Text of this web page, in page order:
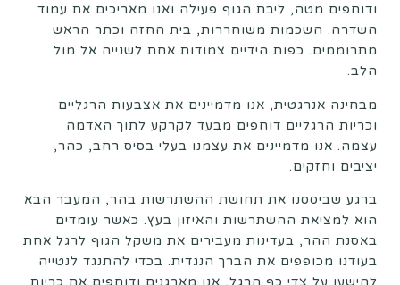
ודוחפים מטה, ליבת הגוף פעילה ואנו מאריכים את עמוד
השדרה. השכמות משוחררות, בית החזה וכתר הראש
מתרוממים. כפות הידיים צמודות אחת לשנייה אל מול
הלב.
מבחינה אנרגטית, אנו מדמיינים את אצבעות הרגליים
וכריות הרגליים דוחפים מבעד לקרקע לתוך האדמה
עצמה. אנו מדמיינים את עצמנו בעלי בסיס רחב, כהר,
יציבים וחזקים.
ברגע שביססנו את תחושת ההשתרשות בהר, המעבר הבא
הוא למציאת ההשתרשות והאיזון בעץ. כאשר עומדים
באסנת ההר, בעדינות מעבירים את משקל הגוף לרגל אחת
בעודנו מכופפים את הברך הנגדית. בכדי להתנגד לנטייה
להישען על צדי כף הרגל, אנו מארגנים ודוחפים את כריות